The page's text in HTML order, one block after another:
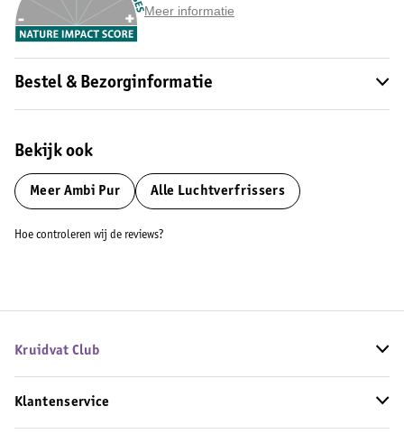
Meer informatie
Bestel & Bezorginformatie
Bekijk ook
Meer Ambi Pur Alle Luchtverfrissers
Hoe controleren wij de reviews?
Kruidvat Club
Klantenservice